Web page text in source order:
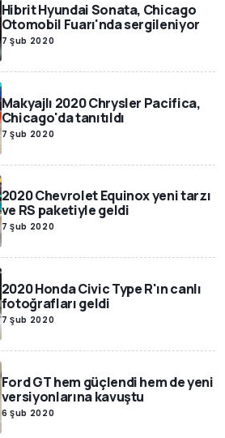
Hibrit Hyundai Sonata, Chicago
Otomobil Fuarı'nda sergileniyor
7 Şub 2020
Makyajlı 2020 Chrysler Pacifica,
Chicago'da tanıtıldı
7 Şub 2020
2020 Chevrolet Equinox yeni tarzı
ve RS paketiyle geldi
7 Şub 2020
2020 Honda Civic Type R'ın canlı
fotoğrafları geldi
7 Şub 2020
Ford GT hem güçlendi hem de yeni
versiyonlarına kavuştu
6 Şub 2020